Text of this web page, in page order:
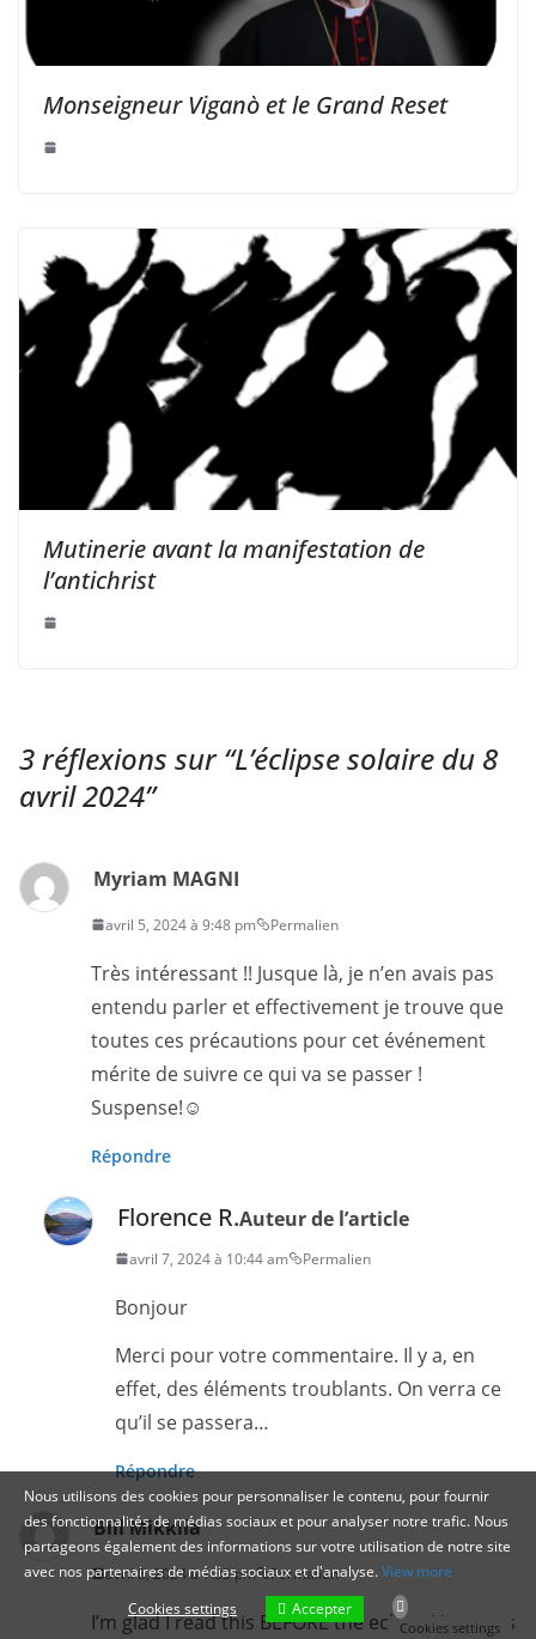
Monseigneur Viganò et le Grand Reset
Mutinerie avant la manifestation de
l’antichrist
3 réflexions sur “L’éclipse solaire du 8
avril 2024”
Myriam MAGNI
avril 5, 2024 à 9:48 pm Permalien
Très intéressant !! Jusque là, je n’en avais pas
entendu parler et effectivement je trouve que
toutes ces précautions pour cet événement
mérite de suivre ce qui va se passer !
Suspense!☺️
Répondre
Florence R.Auteur de l’article
avril 7, 2024 à 10:44 am Permalien
Bonjour
Merci pour votre commentaire. Il y a, en
effet, des éléments troublants. On verra ce
qu’il se passera…
Répondre
Bill Mikkila
avril 8, 2024 à 1:33 pm Permalien
I’m glad I read this BEFORE the eclipse! It seems
Nous utilisons des cookies pour personnaliser le contenu, pour fournir
des fonctionnalités de médias sociaux et pour analyser notre trafic. Nous
partageons également des informations sur votre utilisation de notre site
avec nos partenaires de médias sociaux et d'analyse.View more
Cookies settings
Accepter
Cookies settings